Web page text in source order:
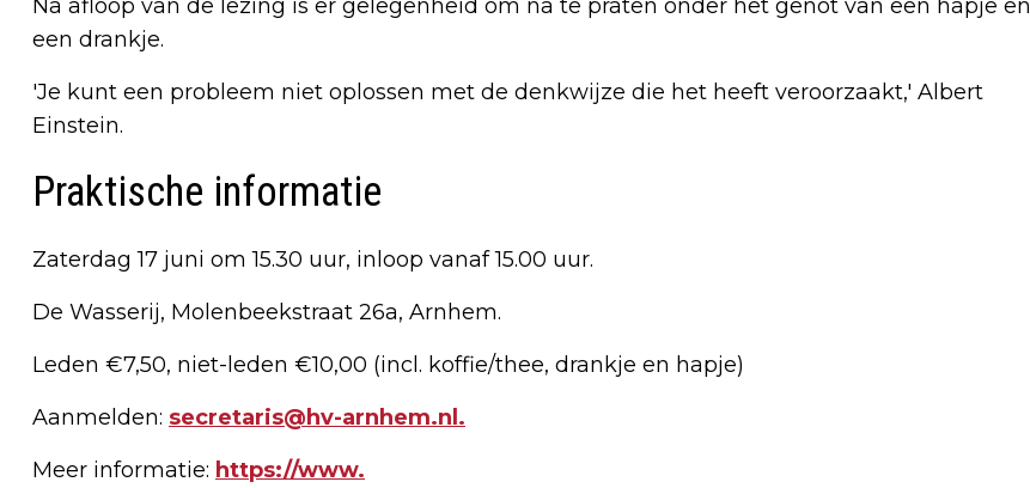
Na afloop van de lezing is er gelegenheid om na te praten onder het genot van een hapje en
een drankje.
'Je kunt een probleem niet oplossen met de denkwijze die het heeft veroorzaakt,' Albert
Einstein.
Praktische informatie
Zaterdag 17 juni om 15.30 uur, inloop vanaf 15.00 uur.
De Wasserij, Molenbeekstraat 26a, Arnhem.
Leden €7,50, niet-leden €10,00 (incl. koffie/thee, drankje en hapje)
Aanmelden: secretaris@hv-arnhem.nl .
Meer informatie: https://www.